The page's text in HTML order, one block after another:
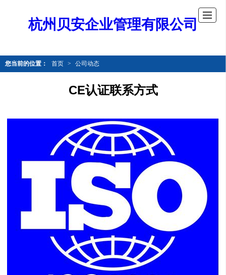
杭州贝安企业管理有限公司
您当前的位置： 首页 > 公司动态
CE认证联系方式